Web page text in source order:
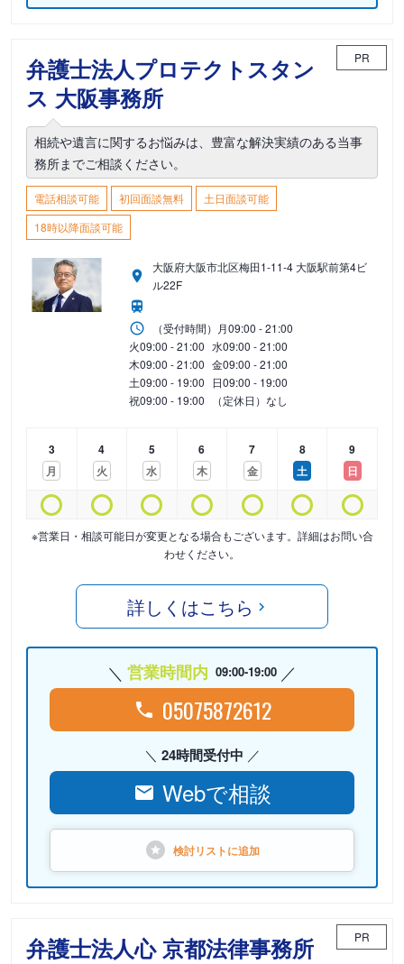
弁護士法人プロテクトスタン
ス 大阪事務所
PR
相続や遺言に関するお悩みは、豊富な解決実績のある当事
務所までご相談ください。
電話相談可能 初回面談無料
土日面談可能
18時以降面談可能
大阪府大阪市北区梅田1-11-4 大阪駅前第4ビ
ル22F
（受付時間） 月09:00 - 21:00
火09:00 - 21:00 水09:00 - 21:00
木09:00 - 21:00 金09:00 - 21:00
土09:00 - 19:00 日09:00 - 19:00
祝09:00 - 19:00 （定休日）なし
3
月
4
火
5
水
6
木
7
金
8
土
9
日
※営業日・相談可能日が変更となる場合もございます。詳細はお問い合
わせください。
詳しくはこちら
営業時間内 09:00-19:00
05075872612
24時間受付中
Webで相談
検討リストに追加
弁護士法人心 京都法律事務所 PR